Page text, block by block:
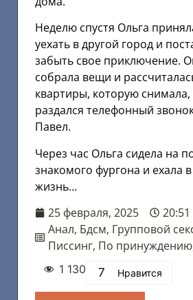
Неделю спустя Ольга
уехать в другой город и
забыть свое приключение.
собрала вещи и
квартиры, которую снимала,
раздался телефонный
Павел.
Через час Ольга сидела на
знакомого фургона и ехала
жизнь…
25 февраля, 2025
20:51
Анал, Бдсм, Групповой
Писсинг, По принуждению
1 130 7 Нравится